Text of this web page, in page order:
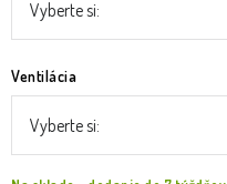
Ventilácia